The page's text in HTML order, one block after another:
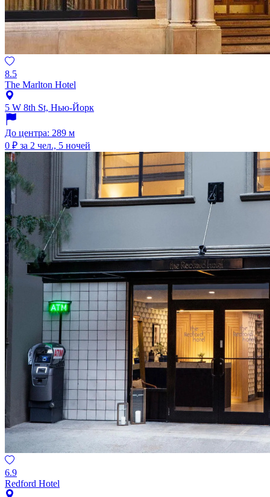
8.5
The Marlton Hotel
5 W 8th St, Нью-Йорк
До центра: 289 м
0 ₽ за 2 чел., 5 ночей
6.9
Redford Hotel